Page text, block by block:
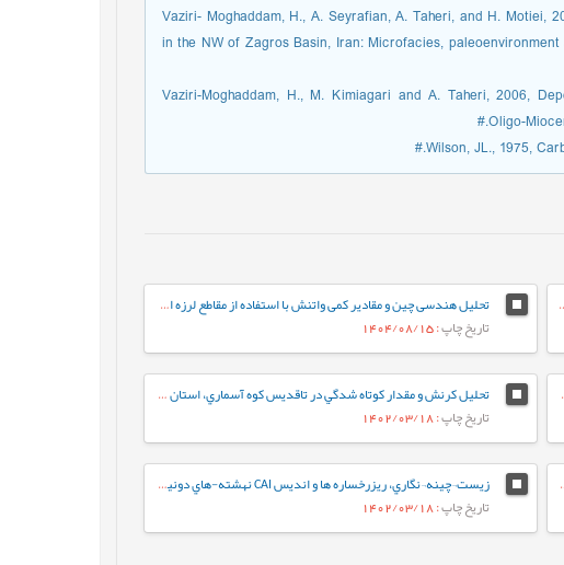
Vaziri- Moghaddam, H., A. Seyrafian, A. Taheri, and H. Motiei,
in the NW of Zagros Basin, Iran: Microfacies,
Vaziri-Moghaddam, H., M. Kimiagari and A. Taheri, 2006,
Oligo-
Wilson, JL., 1975,
پابده (بخش بالایی سازند پابده) و آسماری در میدان نفتی مارون
تحلیل هندسی چین و مقادیر کمی واتنش با استفاده از مقاطع لرزه ای تراز شده (مطالعه موردی میدان نفتی کوپال)
تاریخ چاپ: 1404/08/15
خوزستان
تحلیل کرنش و مقدار كوتاه شدگي در تاقديس كوه آسماري، استان خوزستان
تاریخ چاپ: 1402/03/18
(جنوب ایلام- حوضه رسوبی زاگرس)
زيست¬چينه¬نگاري، ريزرخساره ها و انديس CAI نهشته-هاي دونين پسين در برش کال سردر شمال شرق طبس بر اساس فوناي کنودونتي
تاریخ چاپ: 1402/03/18